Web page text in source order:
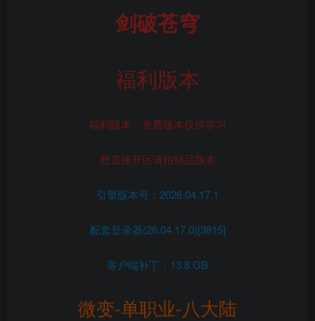
剑破苍穹
福利版本
福利版本、免费版本仅供学习
想直接开区请拍精品版本
引擎版本号：2026.04.17.1
配套登录器(26.04.17.0)[3815]
客户端补丁：13.8 GB
微变-单职业-八大陆